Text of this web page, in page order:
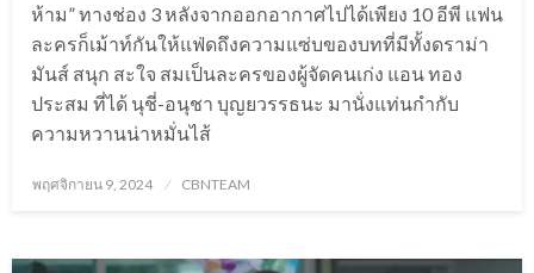
ห้าม” ทางช่อง 3 หลังจากออกอากาศไปได้เพียง 10 อีพี แฟน
ละครก็เม้าท์กันให้แฟ่ดถึงความแซ่บของบทที่มีทั้งดราม่า
มันส์ สนุก สะใจ สมเป็นละครของผู้จัดคนเก่ง แอน ทอง
ประสม ที่ได้ นุชี่-อนุชา บุญยวรรธนะ มานั่งแท่นกำกับ
ความหวานน่าหมั่นไส้
Posted
พฤศจิกายน 9, 2024 CBNTEAM